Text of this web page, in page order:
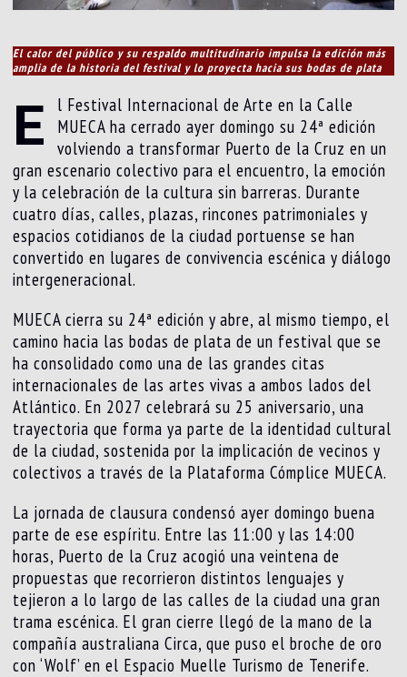
El calor del público y su respaldo multitudinario impulsa la edición más
amplia de la historia del festival y lo proyecta hacia sus bodas de plata
E
l Festival Internacional de Arte en la Calle
MUECA ha cerrado ayer domingo su 24ª edición
volviendo a transformar Puerto de la Cruz en un
gran escenario colectivo para el encuentro, la emoción
y la celebración de la cultura sin barreras. Durante
cuatro días, calles, plazas, rincones patrimoniales y
espacios cotidianos de la ciudad portuense se han
convertido en lugares de convivencia escénica y diálogo
intergeneracional.
MUECA cierra su 24ª edición y abre, al mismo tiempo, el
camino hacia las bodas de plata de un festival que se
ha consolidado como una de las grandes citas
internacionales de las artes vivas a ambos lados del
Atlántico. En 2027 celebrará su 25 aniversario, una
trayectoria que forma ya parte de la identidad cultural
de la ciudad, sostenida por la implicación de vecinos y
colectivos a través de la Plataforma Cómplice MUECA.
La jornada de clausura condensó ayer domingo buena
parte de ese espíritu. Entre las 11:00 y las 14:00
horas, Puerto de la Cruz acogió una veintena de
propuestas que recorrieron distintos lenguajes y
tejieron a lo largo de las calles de la ciudad una gran
trama escénica. El gran cierre llegó de la mano de la
compañía australiana Circa, que puso el broche de oro
con ‘Wolf’ en el Espacio Muelle Turismo de Tenerife.